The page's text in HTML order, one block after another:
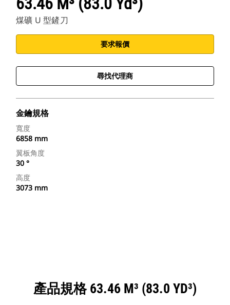
煤礦 U 型鏟刀
要求報價
尋找代理商
金鑰規格
寬度
6858 mm
翼板角度
30 °
高度
3073 mm
產品規格 63.46 M³ (83.0 YD³)